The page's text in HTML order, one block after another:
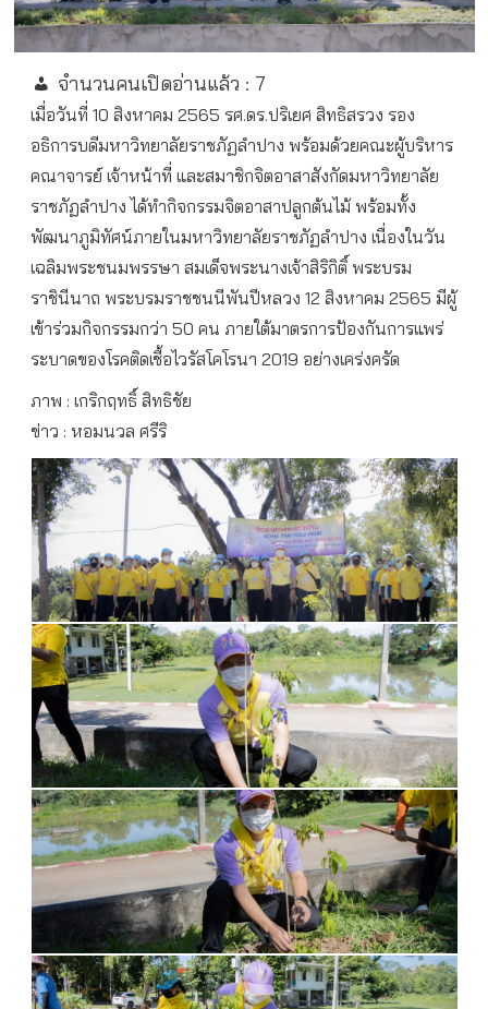
จำนวนคนเปิดอ่านแล้ว : 7
เมื่อวันที่ 10 สิงหาคม 2565 รศ.ดร.ปริเยศ สิทธิสรวง รอง
อธิการบดีมหาวิทยาลัยราชภัฏลำปาง พร้อมด้วยคณะผู้บริหาร
คณาจารย์ เจ้าหน้าที่ และสมาชิกจิตอาสาสังกัดมหาวิทยาลัย
ราชภัฏลำปาง ได้ทำกิจกรรมจิตอาสาปลูกต้นไม้ พร้อมทั้ง
พัฒนาภูมิทัศน์ภายในมหาวิทยาลัยราชภัฏลำปาง เนื่องในวัน
เฉลิมพระชนมพรรษา สมเด็จพระนางเจ้าสิริกิติ์ พระบรม
ราชินีนาถ พระบรมราชชนนีพันปีหลวง 12 สิงหาคม 2565 มีผู้
เข้าร่วมกิจกรรมกว่า 50 คน ภายใต้มาตรการป้องกันการแพร่
ระบาดของโรคติดเชื้อไวรัสโคโรนา 2019 อย่างเคร่งครัด
ภาพ : เกริกฤทธิ์ สิทธิชัย
ข่าว : หอมนวล ศรีริ